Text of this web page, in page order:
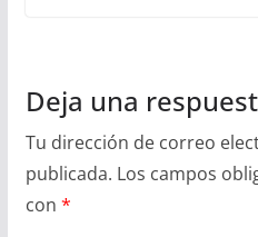
Deja una
Tu dirección de correo
publicada. Los campos
con *